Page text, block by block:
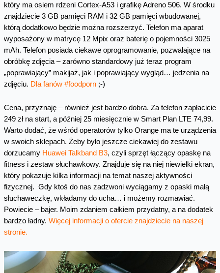
który ma osiem rdzeni Cortex-A53 i grafikę Adreno 506. W środku
znajdziecie 3 GB pamięci RAM i 32 GB pamięci wbudowanej,
którą dodatkowo będzie można rozszerzyć. Telefon ma aparat
wyposażony w matrycę 12 Mpix oraz baterię o pojemności 3025
mAh. Telefon posiada ciekawe oprogramowanie, pozwalające na
obróbkę zdjęcia – zarówno standardowy już teraz program
„poprawiający” makijaż, jak i poprawiający wygląd… jedzenia na
zdjęciu. Dla fanów #foodporn;-)
Cena, przyznaję – również jest bardzo dobra. Za telefon zapłacicie
249 zł na start, a później 25 miesięcznie w Smart Plan LTE 74,99.
Warto dodać, że wśród operatorów tylko Orange ma te urządzenia
w swoich sklepach. Żeby było jeszcze ciekawiej do zestawu
dorzucamy Huawei Talkband B3, czyli sprzęt łączący opaskę na
fitness i zestaw słuchawkowy. Znajduje się na niej niewielki ekran,
który pokazuje kilka informacji na temat naszej aktywności
fizycznej. Gdy ktoś do nas zadzwoni wyciągamy z opaski małą
słuchaweczkę, wkładamy do ucha… i możemy rozmawiać.
Powiecie – bajer. Moim zdaniem całkiem przydatny, a na dodatek
bardzo ładny. Więcej informacji o ofercie znajdziecie na naszej
stronie.